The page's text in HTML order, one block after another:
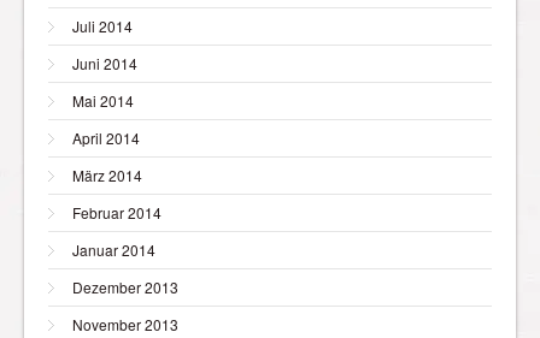
Juli 2014
Juni 2014
Mai 2014
April 2014
März 2014
Februar 2014
Januar 2014
Dezember 2013
November 2013